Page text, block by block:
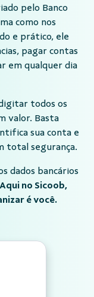
pelo Banco
como nos
e prático, ele
pagar contas
em qualquer dia
todos os
valor. Basta
sua conta e
total segurança.
dados bancários
Aqui no Sicoob,
é você.